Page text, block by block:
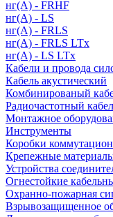
нг(A) - FRHF
нг(A) - LS
нг(А) - FRLS
нг(А) - FRLS LTx
нг(А) - LS LTx
Кабели и провода
Кабель акустический
Комбинированый
Радиочастотный
Монтажное
Инструменты
Коробки
Крепежные
Устройства
Огнестойкие
Охранно-пожарная
Взрывозащищенное